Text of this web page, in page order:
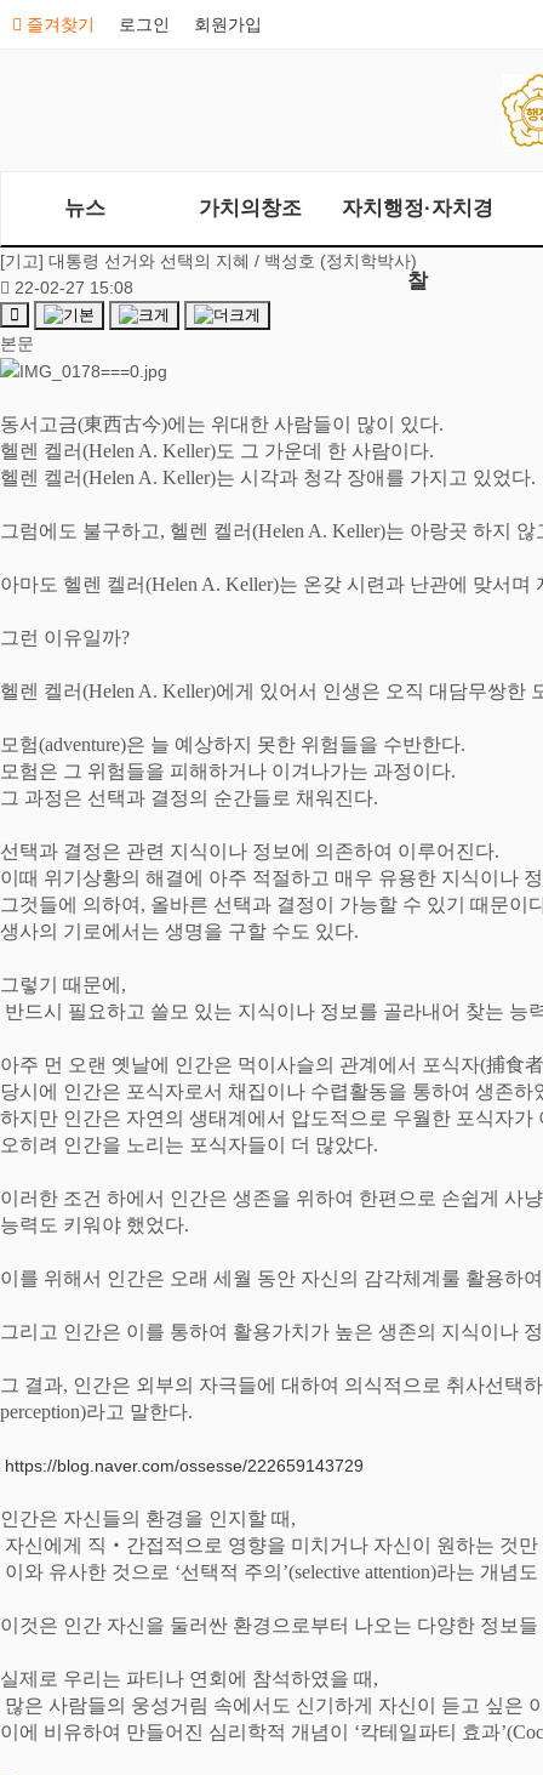
즐겨찾기 로그인 회원가입
뉴스 가치의창조 자치행정·자치경
찰
[기고] 대통령 선거와 선택의 지혜 / 백성호 (정치학박사)
22-02-27 15:08
본문
동서고금(東西古今)에는 위대한 사람들이 많이 있다.
헬렌 켈러(Helen A. Keller)도 그 가운데 한 사람이다.
헬렌 켈러(Helen A. Keller)는 시각과 청각 장애를 가지고 있었다.
그럼에도 불구하고, 헬렌 켈러(Helen A. Keller)는 아랑곳 하지
아마도 헬렌 켈러(Helen A. Keller)는 온갖 시련과 난관에 맞서며
그런 이유일까?
헬렌 켈러(Helen A. Keller)에게 있어서 인생은 오직 대담무쌍한
모험(adventure)은 늘 예상하지 못한 위험들을 수반한다.
모험은 그 위험들을 피해하거나 이겨나가는 과정이다.
그 과정은 선택과 결정의 순간들로 채워진다.
선택과 결정은 관련 지식이나 정보에 의존하여 이루어진다.
이때 위기상황의 해결에 아주 적절하고 매우 유용한 지식이나
그것들에 의하여 , 올바른 선택과 결정이 가능할 수 있기 때문이
생사의 기로에서는 생명을 구할 수도 있다.
그렇기 때문에 ,
반드시 필요하고 쓸모 있는 지식이나 정보를 골라내어 찾는 능
아주 먼 오랜 옛날에 인간은 먹이사슬의 관계에서 포식자(捕食者
당시에 인간은 포식자로서 채집이나 수렵활동을 통하여 생존하
하지만 인간은 자연의 생태계에서 압도적으로 우월한 포식자가
오히려 인간을 노리는 포식자들이 더 많았다.
이러한 조건 하에서 인간은 생존을 위하여 한편으로 손쉽게 사
능력도 키워야 했었다.
이를 위해서 인간은 오래 세월 동안 자신의 감각체계룰 활용하
그리고 인간은 이를 통하여 활용가치가 높은 생존의 지식이나
그 결과, 인간은 외부의 자극들에 대하여 의식적으로 취사선택
perception)라고 말한다.
https://blog.naver.com/ossesse/222659143729
인간은 자신들의 환경을 인지할 때 ,
자신에게 직 ‧ 간접적으로 영향을 미치거나 자신이 원하는 것
이와 유사한 것으로 ‘선택적 주의 ’(selective attention)라는 개념
이것은 인간 자신을 둘러싼 환경으로부터 나오는 다양한 정보
실제로 우리는 파티나 연회에 참석하였을 때 ,
많은 사람들의 웅성거림 속에서도 신기하게 자신이 듣고 싶은
이에 비유하여 만들어진 심리학적 개념이 ‘칵테일파티 효과